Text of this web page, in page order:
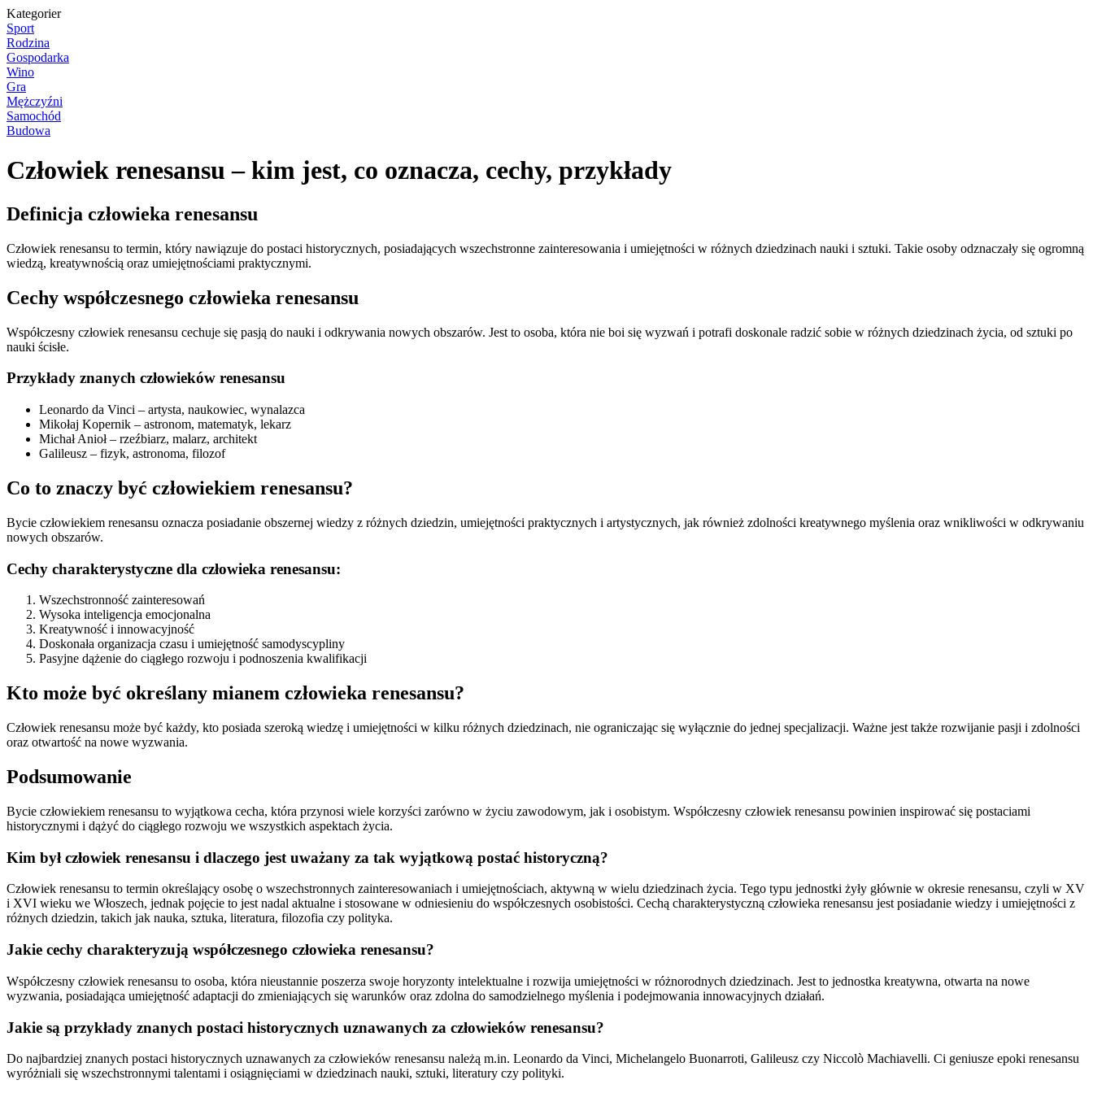
Kategorier
Sport
Rodzina
Gospodarka
Wino
Gra
Mężczyźni
Samochód
Budowa
Człowiek renesansu – kim jest, co oznacza, cechy, przykłady
Definicja człowieka renesansu
Człowiek renesansu to termin, który nawiązuje do postaci historycznych, posiadających wszechstronne zainteresowania i umiejętności w różnych dziedzinach nauki i sztuki. Takie osoby odznaczały się ogromną
wiedzą, kreatywnością oraz umiejętnościami praktycznymi.
Cechy współczesnego człowieka renesansu
Współczesny człowiek renesansu cechuje się pasją do nauki i odkrywania nowych obszarów. Jest to osoba, która nie boi się wyzwań i potrafi doskonale radzić sobie w różnych dziedzinach życia, od sztuki po
nauki ścisłe.
Przykłady znanych człowieków renesansu
Leonardo da Vinci – artysta, naukowiec, wynalazca
Mikołaj Kopernik – astronom, matematyk, lekarz
Michał Anioł – rzeźbiarz, malarz, architekt
Galileusz – fizyk, astronoma, filozof
Co to znaczy być człowiekiem renesansu?
Bycie człowiekiem renesansu oznacza posiadanie obszernej wiedzy z różnych dziedzin, umiejętności praktycznych i artystycznych, jak również zdolności kreatywnego myślenia oraz wnikliwości w odkrywaniu
nowych obszarów.
Cechy charakterystyczne dla człowieka renesansu:
Wszechstronność zainteresowań
Wysoka inteligencja emocjonalna
Kreatywność i innowacyjność
Doskonała organizacja czasu i umiejętność samodyscypliny
Pasyjne dążenie do ciągłego rozwoju i podnoszenia kwalifikacji
Kto może być określany mianem człowieka renesansu?
Człowiek renesansu może być każdy, kto posiada szeroką wiedzę i umiejętności w kilku różnych dziedzinach, nie ograniczając się wyłącznie do jednej specjalizacji. Ważne jest także rozwijanie pasji i zdolności
oraz otwartość na nowe wyzwania.
Podsumowanie
Bycie człowiekiem renesansu to wyjątkowa cecha, która przynosi wiele korzyści zarówno w życiu zawodowym, jak i osobistym. Współczesny człowiek renesansu powinien inspirować się postaciami
historycznymi i dążyć do ciągłego rozwoju we wszystkich aspektach życia.
Kim był człowiek renesansu i dlaczego jest uważany za tak wyjątkową postać historyczną?
Człowiek renesansu to termin określający osobę o wszechstronnych zainteresowaniach i umiejętnościach, aktywną w wielu dziedzinach życia. Tego typu jednostki żyły głównie w okresie renesansu, czyli w XV
i XVI wieku we Włoszech, jednak pojęcie to jest nadal aktualne i stosowane w odniesieniu do współczesnych osobistości. Cechą charakterystyczną człowieka renesansu jest posiadanie wiedzy i umiejętności z
różnych dziedzin, takich jak nauka, sztuka, literatura, filozofia czy polityka.
Jakie cechy charakteryzują współczesnego człowieka renesansu?
Współczesny człowiek renesansu to osoba, która nieustannie poszerza swoje horyzonty intelektualne i rozwija umiejętności w różnorodnych dziedzinach. Jest to jednostka kreatywna, otwarta na nowe
wyzwania, posiadająca umiejętność adaptacji do zmieniających się warunków oraz zdolna do samodzielnego myślenia i podejmowania innowacyjnych działań.
Jakie są przykłady znanych postaci historycznych uznawanych za człowieków renesansu?
Do najbardziej znanych postaci historycznych uznawanych za człowieków renesansu należą m.in. Leonardo da Vinci, Michelangelo Buonarroti, Galileusz czy Niccolò Machiavelli. Ci geniusze epoki renesansu
wyróżniali się wszechstronnymi talentami i osiągnięciami w dziedzinach nauki, sztuki, literatury czy polityki.